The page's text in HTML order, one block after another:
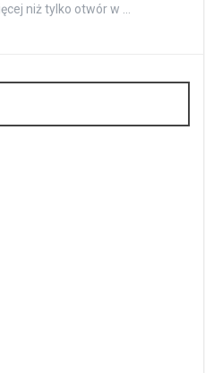
niż tylko otwór w …